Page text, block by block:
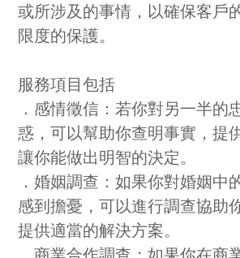
或所涉及的事情，以確保客戶
限度的保護。
服務項目包括
．感情徵信：若你對另一半的
惑，可以幫助你查明事實，提
讓你能做出明智的決定。
．婚姻調查：如果你對婚姻中
感到擔憂，可以進行調查協助
提供適當的解決方案。